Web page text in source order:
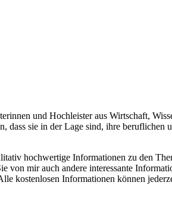
und Hochleister aus Wirtschaft,
sie in der Lage sind, ihre
hochwertige Informationen zu den
mir auch andere interessante
kostenlosen Informationen können